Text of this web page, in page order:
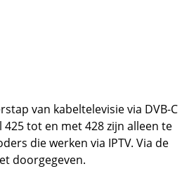
van kabeltelevisie via DVB-C
425 tot en met 428 zijn alleen te
die werken via IPTV. Via de
doorgegeven.